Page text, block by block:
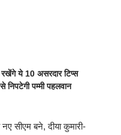
ये 10 असरदार टिप्स
निपटेगी पम्मी पहलवान
सीएम बने, दीया कुमारी-